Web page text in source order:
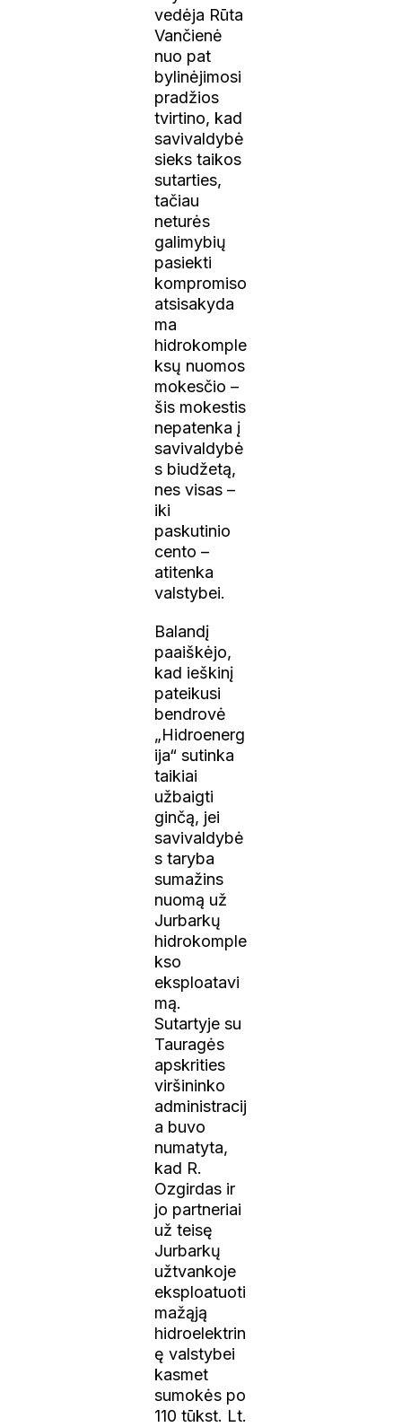
vedėja Rūta
Vančienė
nuo pat
bylinėjimosi
pradžios
tvirtino, kad
savivaldybė
sieks taikos
sutarties,
tačiau
neturės
galimybių
pasiekti
kompromiso
atsisakyda
ma
hidrokomple
ksų nuomos
mokesčio –
šis mokestis
nepatenka į
savivaldybė
s biudžetą,
nes visas –
iki
paskutinio
cento –
atitenka
valstybei.
Balandį
paaiškėjo,
kad ieškinį
pateikusi
bendrovė
„Hidroenerg
ija“ sutinka
taikiai
užbaigti
ginčą, jei
savivaldybė
s taryba
sumažins
nuomą už
Jurbarkų
hidrokomple
kso
eksploatavi
mą.
Sutartyje su
Tauragės
apskrities
viršininko
administracij
a buvo
numatyta,
kad R.
Ozgirdas ir
jo partneriai
už teisę
Jurbarkų
užtvankoje
eksploatuoti
mažąją
hidroelektrin
ę valstybei
kasmet
sumokės po
110 tūkst. Lt.